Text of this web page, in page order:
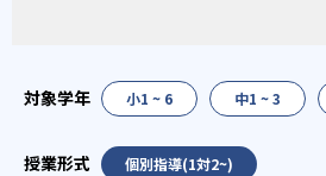
小1 ~ 6 中1 ~ 3
個別指導(1対2~)